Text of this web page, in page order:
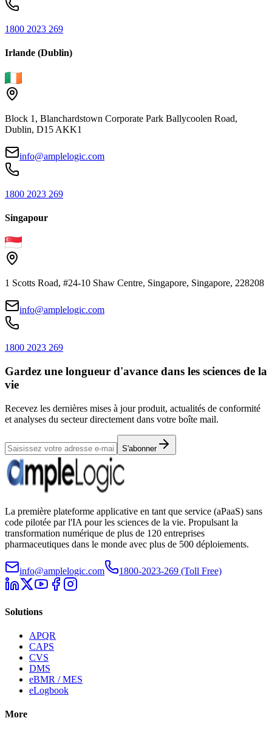
1800 2023 269
Irlande (Dublin)
Block 1, Blanchardstown Corporate Park Ballycoolen Road,
Dublin, D15 AKK1
info@amplelogic.com
1800 2023 269
Singapour
1 Scotts Road, #24-10 Shaw Centre, Singapore, Singapore, 228208
info@amplelogic.com
1800 2023 269
Gardez une longueur d'avance dans les sciences de la
vie
Recevez les dernières mises à jour produit, actualités de conformité
et analyses du secteur directement dans votre boîte mail.
S'abonner
La première plateforme applicative en tant que service (aPaaS) sans
code pilotée par l'IA pour les sciences de la vie. Propulsant la
transformation numérique de plus de 120 entreprises
pharmaceutiques dans le monde avec plus de 500 déploiements.
info@amplelogic.com 1800-2023-269 (Toll Free)
Solutions
APQR
CAPS
CVS
DMS
eBMR / MES
eLogbook
More